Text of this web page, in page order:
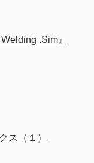
.Sim』
ス（１）